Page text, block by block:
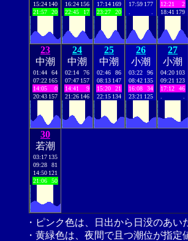
15:24 140
21:57
20
16:24 156
22:45
17
17:14 169
23:27
20
17:59 177
12:21
2
18:41 179
23
中潮
01:44
64
07:22 165
14:05
0
20:43 157
24
中潮
02:14
76
07:47 157
14:41
9
21:26 146
25
中潮
02:46
86
08:13 147
15:20
21
22:15 134
26
小潮
03:22
96
08:42 135
16:08
34
23:21 125
27
小潮
04:20 103
09:21 123
17:12
46
30
若潮
03:17 135
09:28
81
14:50 121
21:06
50
・ピンク色は、日出から日没のあ
・黄緑色は、夜間で且つ潮位が指定